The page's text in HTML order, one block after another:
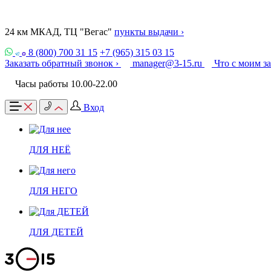
24 км МКАД, ТЦ "Вегас" пункты выдачи ›
8 (800) 700 31 15 +7 (965) 315 03 15
Заказать обратный звонок ›
manager@3-15.ru
Что с моим
Часы работы 10.00-22.00
Вход
ДЛЯ НЕЁ
ДЛЯ НЕГО
ДЛЯ ДЕТЕЙ